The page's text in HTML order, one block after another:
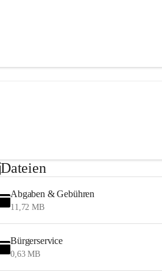
Dateien
Abgaben & Gebühren
11,72 MB
Bürgerservice
0,63 MB